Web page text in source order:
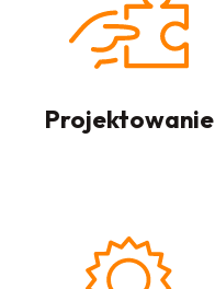
Projektowanie